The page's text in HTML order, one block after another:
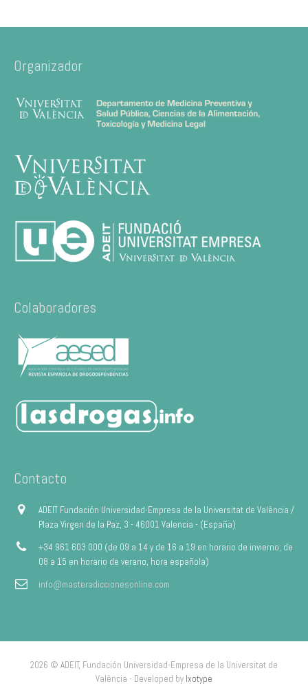
Organizador
Colaboradores
Contacto
ADEIT Fundación Universidad-Empresa de la Universitat de València /
Plaza Virgen de la Paz, 3 - 46001 Valencia - (España)
+34 961 603 000 (de 09 a 14 y de 16 a 19 en horario de invierno; de
08 a 15 en horario de verano, hora española)
info@masteradiccionesonline.com
2026 © ADEIT, Fundación Universidad-Empresa de la Universitat de
València - Developed by Ixotype